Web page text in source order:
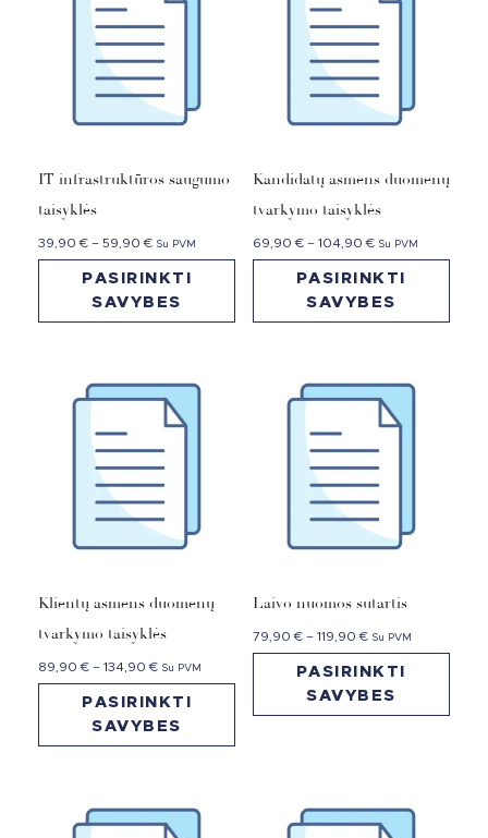
IT infrastruktūros saugumo
taisyklės
39,90€ – 59,90€ Su PVM
PASIRINKTI
SAVYBES
Kandidatų asmens duomenų
tvarkymo taisyklės
69,90€ – 104,90€ Su PVM
PASIRINKTI
SAVYBES
Klientų asmens duomenų
tvarkymo taisyklės
89,90€ – 134,90€ Su PVM
PASIRINKTI
SAVYBES
Laivo nuomos sutartis
79,90€ – 119,90€ Su PVM
PASIRINKTI
SAVYBES